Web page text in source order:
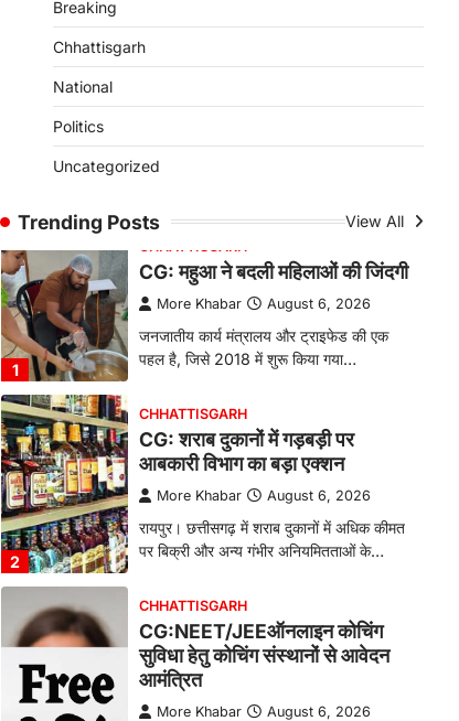
Breaking
Chhattisgarh
National
Politics
Uncategorized
Trending Posts View All
CHHATTISGARH
CG:रायपुर में लिव-इन पार्टनर की मौत
रायपुर। राजधानी रायपुर से एक सनसनीखेज मामला
सामने आया है। मुजगहन थाना क्षेत्र के
1
CHHATTISGARH
CG: महुआ ने बदली महिलाओं की जिंदगी
More Khabar August 6, 2026
जनजातीय कार्य मंत्रालय और ट्राइफेड की एक
पहल है, जिसे 2018 में शुरू किया गया…
2
CHHATTISGARH
CG: शराब दुकानों में गड़बड़ी पर
आबकारी विभाग का बड़ा एक्शन
More Khabar August 6, 2026
रायपुर। छत्तीसगढ़ में शराब दुकानों में अधिक कीमत
पर बिक्री और अन्य गंभीर अनियमितताओं के…
CHHATTISGARH
CG:NEET/JEEऑनलाइन कोचिंग
सुविधा हेतु कोचिंग संस्थानों से आवेदन
आमंत्रित
More Khabar August 6, 2026